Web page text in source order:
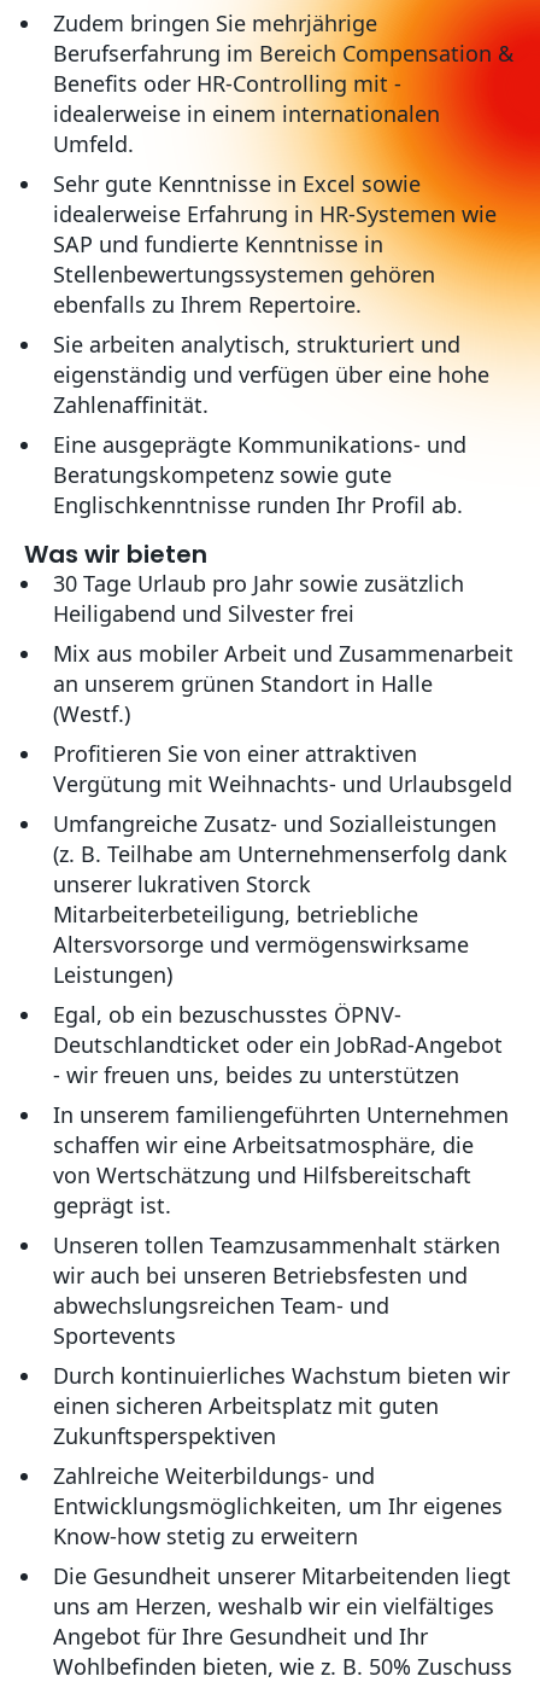
Zudem bringen Sie mehrjährige
Berufserfahrung im Bereich Compensation &
Benefits oder HR-Controlling mit -
idealerweise in einem internationalen
Umfeld.
Sehr gute Kenntnisse in Excel sowie
idealerweise Erfahrung in HR-Systemen wie
SAP und fundierte Kenntnisse in
Stellenbewertungssystemen gehören
ebenfalls zu Ihrem Repertoire.
Sie arbeiten analytisch, strukturiert und
eigenständig und verfügen über eine hohe
Zahlenaffinität.
Eine ausgeprägte Kommunikations- und
Beratungskompetenz sowie gute
Englischkenntnisse runden Ihr Profil ab.
Was wir bieten
30 Tage Urlaub pro Jahr sowie zusätzlich
Heiligabend und Silvester frei
Mix aus mobiler Arbeit und Zusammenarbeit
an unserem grünen Standort in Halle
(Westf.)
Profitieren Sie von einer attraktiven
Vergütung mit Weihnachts- und Urlaubsgeld
Umfangreiche Zusatz- und Sozialleistungen
(z. B. Teilhabe am Unternehmenserfolg dank
unserer lukrativen Storck
Mitarbeiterbeteiligung, betriebliche
Altersvorsorge und vermögenswirksame
Leistungen)
Egal, ob ein bezuschusstes ÖPNV-
Deutschlandticket oder ein JobRad-Angebot
- wir freuen uns, beides zu unterstützen
In unserem familiengeführten Unternehmen
schaffen wir eine Arbeitsatmosphäre, die
von Wertschätzung und Hilfsbereitschaft
geprägt ist.
Unseren tollen Teamzusammenhalt stärken
wir auch bei unseren Betriebsfesten und
abwechslungsreichen Team- und
Sportevents
Durch kontinuierliches Wachstum bieten wir
einen sicheren Arbeitsplatz mit guten
Zukunftsperspektiven
Zahlreiche Weiterbildungs- und
Entwicklungsmöglichkeiten, um Ihr eigenes
Know-how stetig zu erweitern
Die Gesundheit unserer Mitarbeitenden liegt
uns am Herzen, weshalb wir ein vielfältiges
Angebot für Ihre Gesundheit und Ihr
Wohlbefinden bieten, wie z. B. 50% Zuschuss